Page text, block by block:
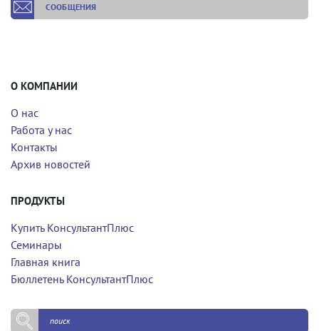
СООБЩЕНИЯ
О КОМПАНИИ
О нас
Работа у нас
Контакты
Архив новостей
ПРОДУКТЫ
Купить КонсультантПлюс
Семинары
Главная книга
Бюллетень КонсультантПлюс